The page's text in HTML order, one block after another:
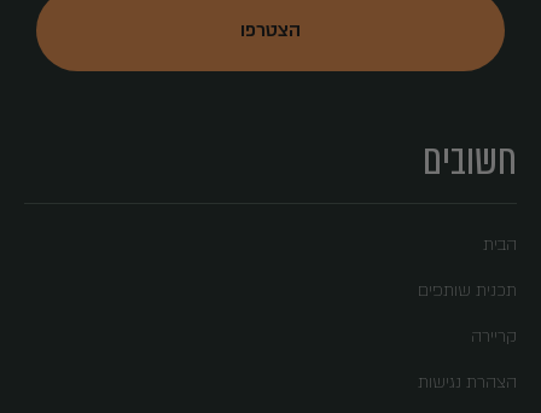
חשובים
הבית
תכנית שותפים
קריירה
הצהרת נגישות